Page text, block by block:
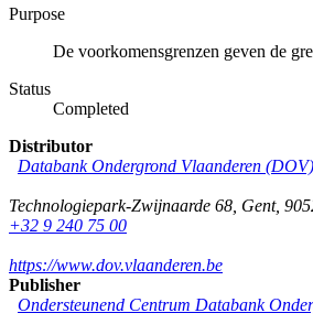
Purpose
De voorkomensgrenzen geven de
Status
Completed
Distributor
Databank Ondergrond Vlaanderen (DOV)
Technologiepark-Zwijnaarde 68 Gent,
+32 9 240 75 00
https://www.dov.vlaanderen.be
Publisher
Ondersteunend Centrum Databank